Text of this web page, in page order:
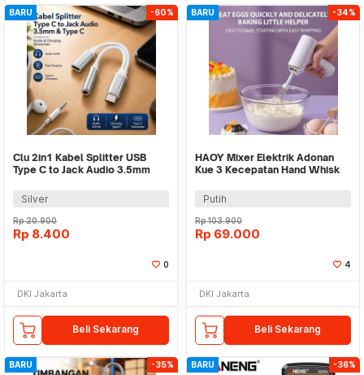
BARU -60%
Clu 2in1 Kabel Splitter USB
Type C to Jack Audio 3.5mm
Silver
Rp20.900
Rp 8.400
0
DKI Jakarta
Beli Sekarang
BARU -34%
HAOY Mixer Elektrik Adonan
Kue 3 Kecepatan Hand Whisk
Putih
Rp103.900
Rp 69.000
4
DKI Jakarta
Beli Sekarang
BARU -35% BARU -36%